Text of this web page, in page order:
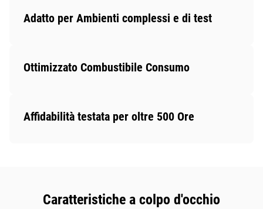
Adatto per Ambienti complessi e di test
Ottimizzato Combustibile Consumo
Affidabilità testata per oltre 500 Ore
Caratteristiche a colpo d'occhio